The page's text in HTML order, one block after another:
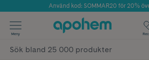
Använd kod: SOMMAR20 för 20%
✓ Fri frakt
✓ Poäng på alla köp*
Meny